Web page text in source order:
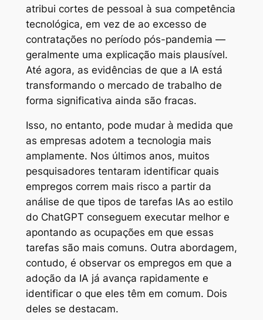
atribui cortes de pessoal à sua competência
tecnológica, em vez de ao excesso de
contratações no período pós-pandemia —
geralmente uma explicação mais plausível.
Até agora, as evidências de que a IA está
transformando o mercado de trabalho de
forma significativa ainda são fracas.
Isso, no entanto, pode mudar à medida que
as empresas adotem a tecnologia mais
amplamente. Nos últimos anos, muitos
pesquisadores tentaram identificar quais
empregos correm mais risco a partir da
análise de que tipos de tarefas IAs ao estilo
do ChatGPT conseguem executar melhor e
apontando as ocupações em que essas
tarefas são mais comuns. Outra abordagem,
contudo, é observar os empregos em que a
adoção da IA já avança rapidamente e
identificar o que eles têm em comum. Dois
deles se destacam.